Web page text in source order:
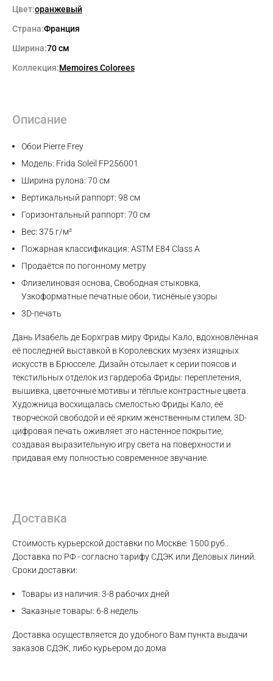
Цвет:оранжевый
Страна:Франция
Ширина:70 см
Коллекция:Memoires Colorees
Описание
Обои Pierre Frey
Модель: Frida Soleil FP256001
Ширина рулона: 70 см
Вертикальный раппорт: 98 см
Горизонтальный раппорт: 70 см
Вес: 375 г/м²
Пожарная классификация: ASTM E84 Class A
Продаётся по погонному метру
Флизелиновая основа, Свободная стыковка,
Узкоформатные печатные обои, тиснёные узоры
3D-печать
Дань Изабель де Борхграв миру Фриды Кало, вдохновлённая
её последней выставкой в Королевских музеях изящных
искусств в Брюсселе. Дизайн отсылает к серии поясов и
текстильных отделок из гардероба Фриды: переплетения,
вышивка, цветочные мотивы и тёплые контрастные цвета.
Художница восхищалась смелостью Фриды Кало, её
творческой свободой и её ярким женственным стилем. 3D-
цифровая печать оживляет это настенное покрытие,
создавая выразительную игру света на поверхности и
придавая ему полностью современное звучание.
Доставка
Стоимость курьерской доставки по Москве: 1500 руб..
Доставка по РФ - согласно тарифу СДЭК или Деловых линий.
Сроки доставки:
Товары из наличия: 3-8 рабочих дней
Заказные товары: 6-8 недель
Доставка осуществляется до удобного Вам пункта выдачи
заказов СДЭК, либо курьером до дома
Max
WhatsApp